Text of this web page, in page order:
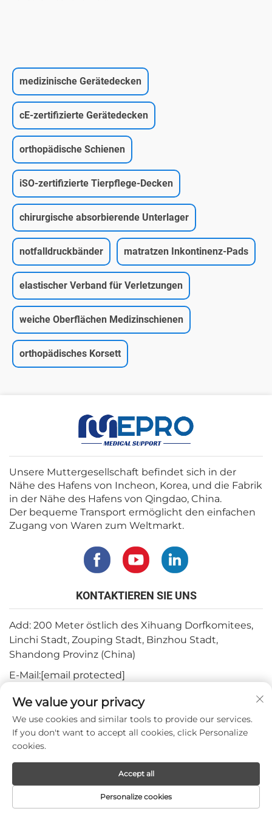
medizinische Gerätedecken
cE-zertifizierte Gerätedecken
orthopädische Schienen
iSO-zertifizierte Tierpflege-Decken
chirurgische absorbierende Unterlager
notfalldruckbänder matratzen Inkontinenz-Pads
elastischer Verband für Verletzungen
weiche Oberflächen Medizinschienen
orthopädisches Korsett
Unsere Muttergesellschaft befindet sich in der
Nähe des Hafens von Incheon, Korea, und die Fabrik
in der Nähe des Hafens von Qingdao, China.
Der bequeme Transport ermöglicht den einfachen
Zugang von Waren zum Weltmarkt.
KONTAKTIEREN SIE UNS
Add: 200 Meter östlich des Xihuang Dorfkomitees,
Linchi Stadt, Zouping Stadt, Binzhou Stadt,
Shandong Provinz (China)
E-Mail:[email protected]
Tel.: +82-3180427370
Telefon: +86-15564344404
WhatsApp: +82-1022396668
Urheberrecht © 2024 Mepro Medical Co.,Ltd.
We value your privacy
We use cookies and similar tools to provide our services.
If you don't want to accept all cookies, click Personalize
cookies.
Personalize cookies
Accept all